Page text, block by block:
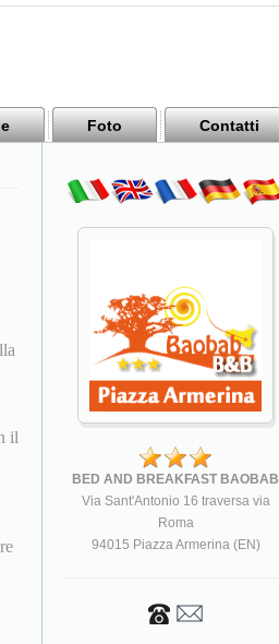
Foto Contatti
il
BED AND BREAKFAST BAOBAB
Via Sant'Antonio 16 traversa via
Roma
94015 Piazza Armerina (EN)